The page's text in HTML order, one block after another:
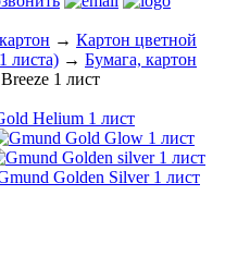
→ Картон цветной
листа) → Бумага, картон
1 лист